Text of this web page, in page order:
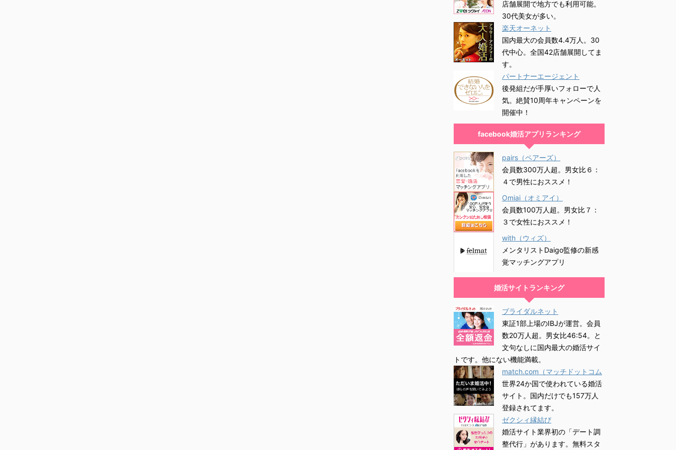
店舗展開で地方でも利用可能。
30代美女が多い。
楽天オーネット
国内最大の会員数4.4万人。30
代中心。全国42店舗展開してま
す。
パートナーエージェント
後発組だが手厚いフォローで人
気。絶賛10周年キャンペーンを
開催中！
facebook婚活アプリランキング
pairs（ペアーズ）
会員数300万人超。男女比６：
４で男性におススメ！
Omiai（オミアイ）
会員数100万人超。男女比７：
３で女性におススメ！
with（ウィズ）
メンタリストDaigo監修の新感
覚マッチングアプリ
婚活サイトランキング
ブライダルネット
東証1部上場のIBJが運営。会員
数20万人超。男女比46:54。と
文句なしに国内最大の婚活サイ
トです。他にない機能満載。
match.com（マッチドットコム
世界24か国で使われている婚活
サイト。国内だけでも157万人
登録されてます。
ゼクシィ縁結び
婚活サイト業界初の「デート調
整代行」があります。無料スタ